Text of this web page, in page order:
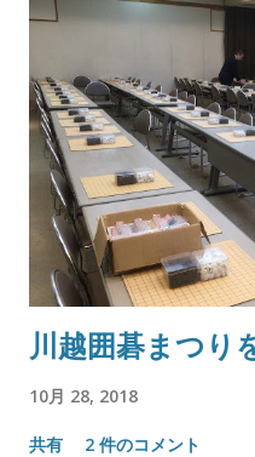
川越囲碁まつり
10月 28, 2018
共有 2 件のコメント